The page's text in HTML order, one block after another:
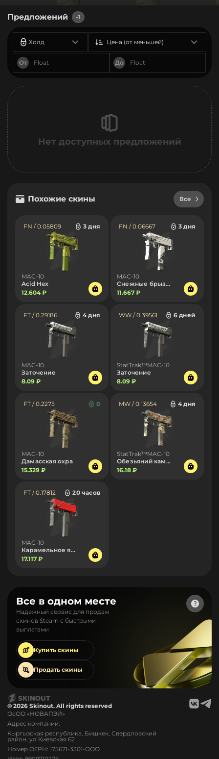
Предложений -1
Холд
От До
Цена (от меньшей)
Нет доступных предложений
Похожие скины Все
FN / 0.05809 3 дня
MAC-10
Acid Hex
12.604 ₽
FN / 0.06667 3 дня
MAC-10
Снежные брызги
11.667 ₽
FT / 0.29186 4 дня
MAC-10
Заточение
8.09 ₽
WW / 0.39561 6 дней
StatTrak™MAC-10
Заточение
8.09 ₽
FT / 0.2275 0
MAC-10
Дамасская охра
15.329 ₽
MW / 0.13654 4 дня
StatTrak™MAC-10
Обезьяний камуфляж
16.18 ₽
FT / 0.17812 20 часов
MAC-10
Карамельное яблоко
17.117 ₽
Все в одном месте
Надежный сервис для продаж
скинов Steam с быстрыми
выплатами
Купить скины
Продать скины
© 2026 Skinout. All rights reserved
ОсОО «НОВАПЭЙ»
Адрес компании:
Кыргызская республика, Бишкек, Свердловский
район, ул Киевская 62
Номер ОГРН: 175671-3301-ООО